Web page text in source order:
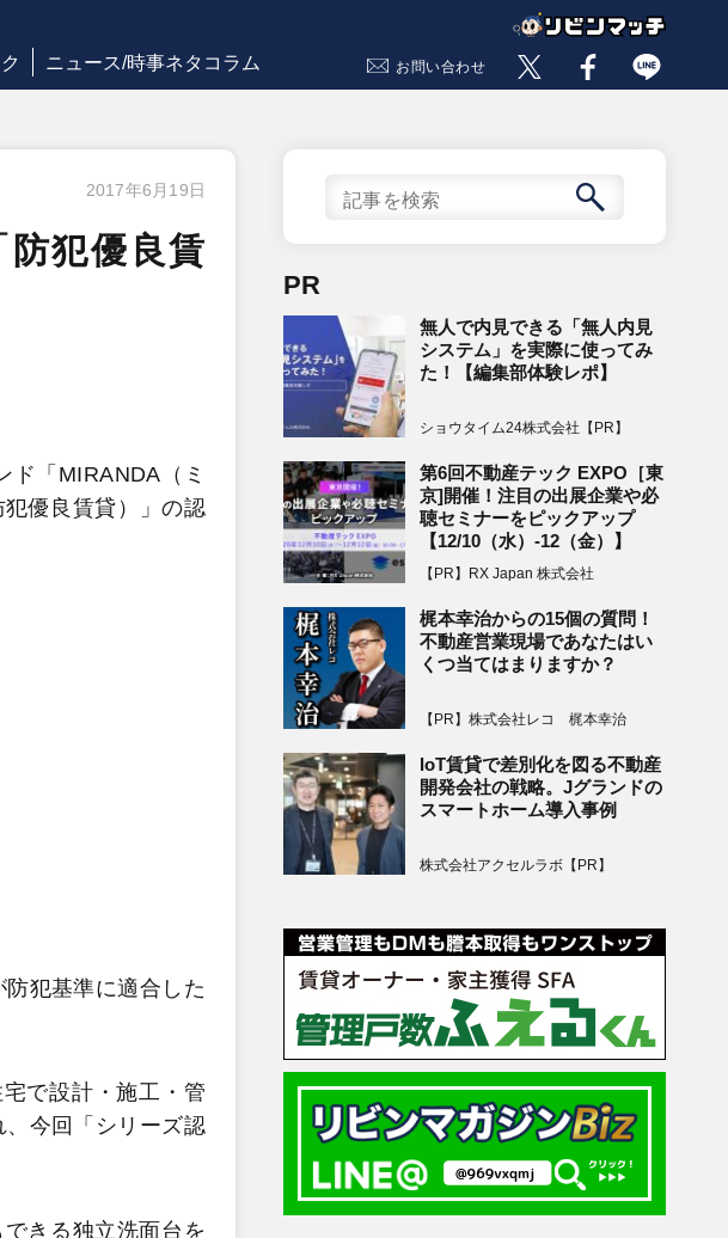
ニュース/時事ネタコラム お問い合わせ
2017年6月19日
犯優良賃
「MIRANDA（ミ
優良賃貸）」の認
犯基準に適合した
で設計・施工・管
今回「シリーズ認
きる独立洗面台を
PR
無人で内見できる「無人内見
システム」を実際に使ってみ
た！【編集部体験レポ】
ショウタイム24株式会社【PR】
第6回不動産テック EXPO［東
京]開催！注目の出展企業や必
聴セミナーをピックアップ
【12/10（水）-12（金）】
【PR】RX Japan 株式会社
梶本幸治からの15個の質問！
不動産営業現場であなたはい
くつ当てはまりますか？
【PR】株式会社レコ 梶本幸治
IoT賃貸で差別化を図る不動産
開発会社の戦略。Jグランドの
スマートホーム導入事例
株式会社アクセルラボ【PR】